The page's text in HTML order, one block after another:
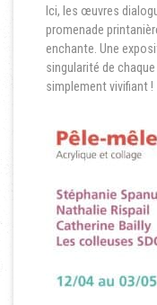
Ici, les œuvres
promenade
enchante. Une
singularité de
simplement vivifiant !